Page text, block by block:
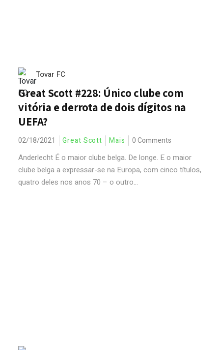
Tovar FC
Great Scott #228: Único clube com
vitória e derrota de dois dígitos na
UEFA?
02/18/2021 Great Scott Mais 0 Comments
Anderlecht É o maior clube belga. De longe. E o maior
clube belga a expressar-se na Europa, com cinco títulos,
quatro deles nos anos 70 – o outro...